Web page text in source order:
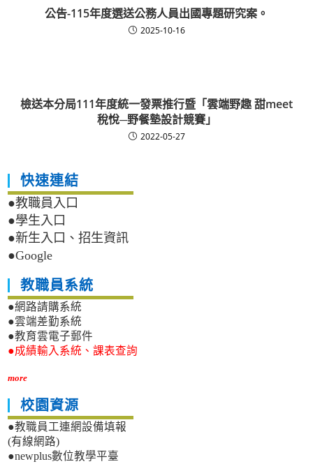
公告-115年度選送公務人員出國專題研究案。
2025-10-16
檢送本分局111年度統一發票推行暨「雲端野趣 甜meet
稅悅─野餐墊設計競賽」
2022-05-27
快速連結
●教職員入口
●學生入口
●新生入口、招生資訊
●Google
教職員系統
●網路請購系統
●雲端差勤系統
●教育雲電子郵件
●成績輸入系統、課表查詢
more
校園資源
●教職員工連網設備填報
(有線網路)
●newplus數位教學平臺